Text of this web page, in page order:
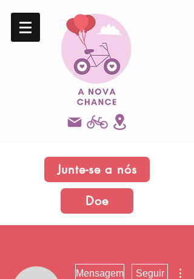
Junte-se a nós
Doe
Mensagem Seguir